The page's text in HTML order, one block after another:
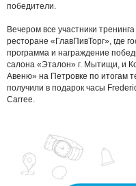
победители.
Вечером все участники
ресторане «ГлавПивТорг», где
программа и награждение
салона «Эталон» г. Мытищи, и
Авеню» на Петровке по итогам
получили в подарок часы
Carree.